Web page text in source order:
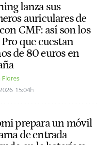
lanza sus
auriculares de
CMF: así son los
que cuestan
de 80 euros en
Flores
15:04h
prepara un móvil
de entrada